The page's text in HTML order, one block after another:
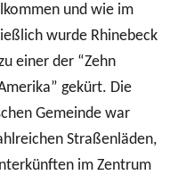
und wie im
wurde Rhinebeck
einer der “Zehn
gekürt. Die
Gemeinde war
Straßenläden,
im Zentrum